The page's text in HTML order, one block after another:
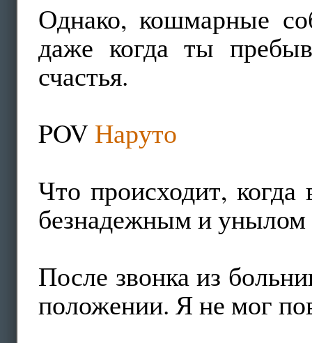
Однако, кошмарные
даже когда ты
счастья.
POVНаруто
Что происходит,
безнадежным и унылом
После звонка из
положении. Я не мог